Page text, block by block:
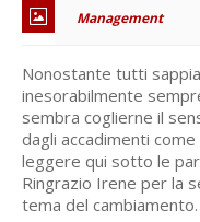
Management
Nonostante tutti
inesorabilmente
sembra coglierne il
dagli accadimenti
leggere qui sotto le
Ringrazio Irene per la
tema del cambiamento.